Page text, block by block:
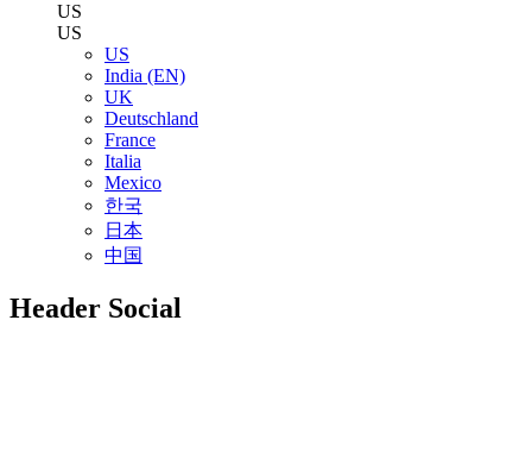
US
US
US
India (EN)
UK
Deutschland
France
Italia
Mexico
한국
日本
中国
Header Social